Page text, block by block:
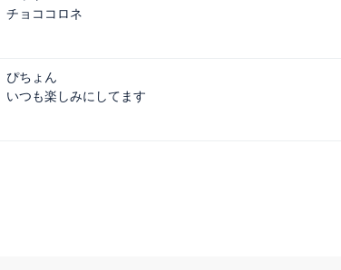
チョココロネ
ぴちょん
いつも楽しみにしてます